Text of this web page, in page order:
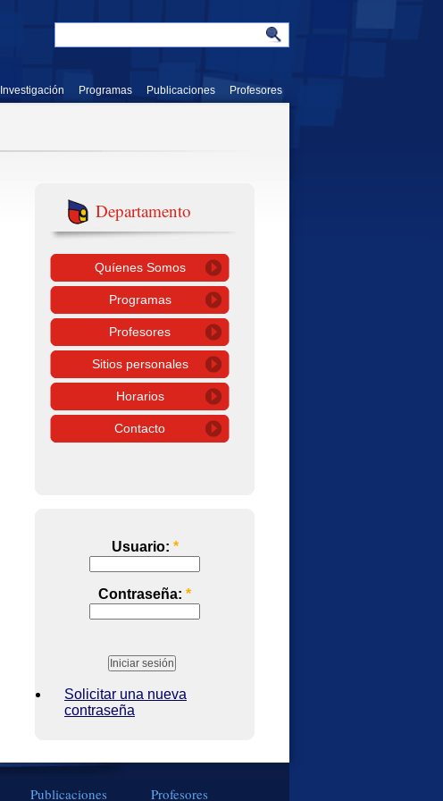
Investigación Programas Publicaciones Profesores
Departamento
Quíenes Somos
Programas
Profesores
Sitios personales
Horarios
Contacto
Usuario: *
Contraseña: *
Solicitar una nueva
contraseña
Publicaciones Profesores